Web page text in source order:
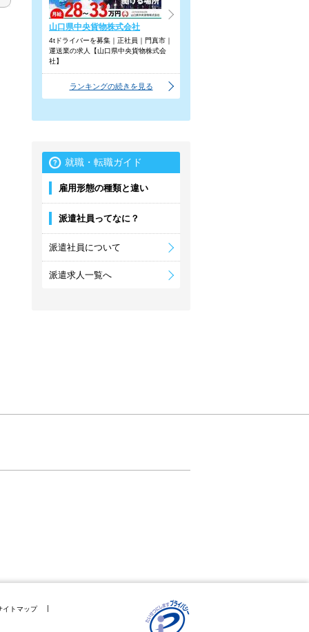
山口県中央貨物株式会社
4tドライバーを募集｜正社員｜門真市｜
運送業の求人【山口県中央貨物株式会
社】
ランキングの続きを見る
就職・転職ガイド
雇用形態の種類と違い
派遣社員ってなに？
派遣社員について
派遣求人一覧へ
イトマップ